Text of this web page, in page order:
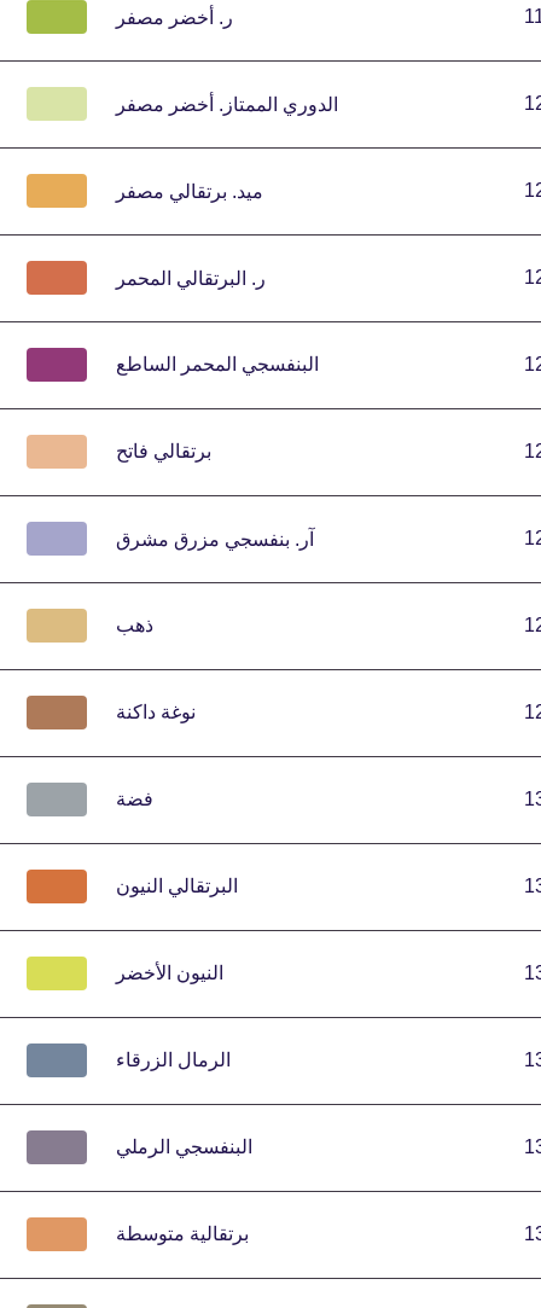
ر. أخضر مصفر
الدوري الممتاز. أخضر مصفر
ميد. برتقالي مصفر
ر. البرتقالي المحمر
البنفسجي المحمر الساطع
برتقالي فاتح
آر. بنفسجي مزرق مشرق
ذهب
نوغة داكنة
فضة
البرتقالي النيون
النيون الأخضر
الرمال الزرقاء
البنفسجي الرملي
برتقالية متوسطة